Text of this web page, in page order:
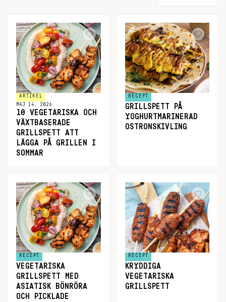
ARTIKEL
MAJ 14, 2026
10 VEGETARISKA OCH
VÄXTBASERADE
GRILLSPETT ATT
LÄGGA PÅ GRILLEN I
SOMMAR
RECEPT
GRILLSPETT PÅ
YOGHURTMARINERAD
OSTRONSKIVLING
RECEPT
VEGETARISKA
GRILLSPETT MED
ASIATISK BÖNRÖRA
OCH PICKLADE
RECEPT
KRYDDIGA
VEGETARISKA
GRILLSPETT